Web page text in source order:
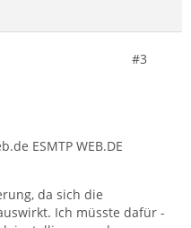
#3
ESMTP WEB.DE
da sich die
Ich müsste dafür -